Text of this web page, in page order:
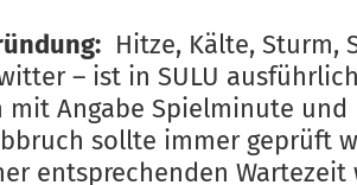
Hitze, Kälte, Sturm,
– ist in SULU
mit Angabe Spielminute und
sollte immer geprüft
entsprechenden